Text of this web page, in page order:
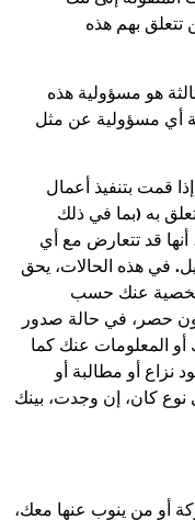
تتعلق بهم هذه
هو مسؤولية هذه
أي مسؤولية عن مثل
قمت بتنفيذ أعمال
به (بما في ذلك
أنها قد تتعارض مع أي
في هذه الحالات، يحق
شخصية عنك حسب
حصر، في حالة صدور
المعلومات عنك كما
أو مطالبة أو
نوع كان، إن وجدت، بينك
أو من ينوب عنها معك،